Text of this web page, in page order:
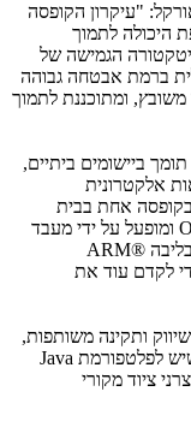
"עיקרון הקופסה
היכולה לתמוך
הגמישה של
ברמת אבטחה גבוהה
ומתוכננת לתמוך
ביישומים ביתיים,
אלקטרונית
אחת בבית
ומופעל על ידי מעבד
ARM®
לקדם עוד את
ותקינה משותפות,
לפלטפורמת Java
ציוד מקורי